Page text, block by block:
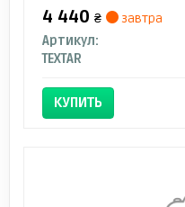
4 440 ₴
завтра
Артикул:
TEXTAR
КУПИТЬ